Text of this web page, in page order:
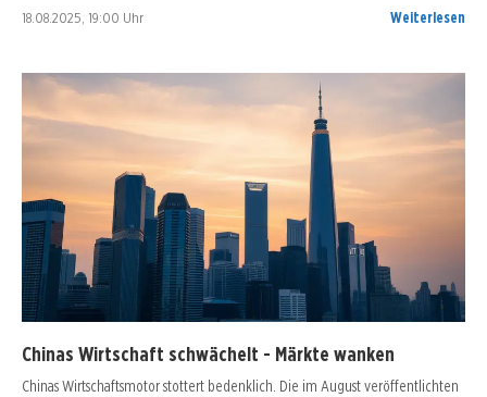
18.08.2025, 19:00 Uhr Weiterlesen
Chinas Wirtschaft schwächelt - Märkte wanken
Chinas Wirtschaftsmotor stottert bedenklich. Die im August veröffentlichten